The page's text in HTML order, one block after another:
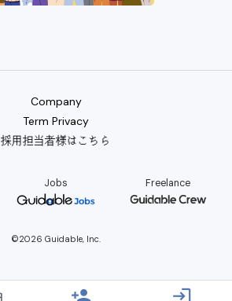
Company
Term Privacy
採用担当者様はこちら
Jobs Freelance
©2026 Guidable, Inc.
person_add login